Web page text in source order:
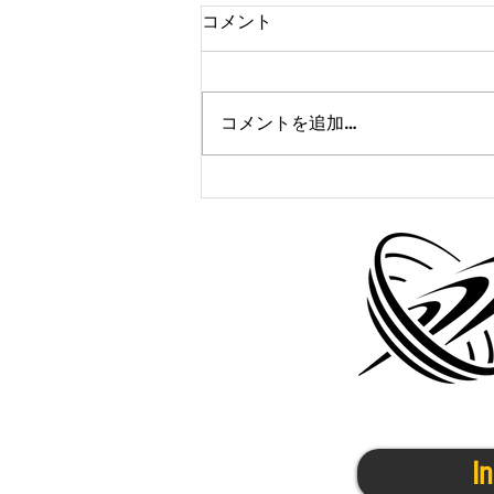
かけっこクラブ＠京都11/6(月)
コメント
コメントを追加…